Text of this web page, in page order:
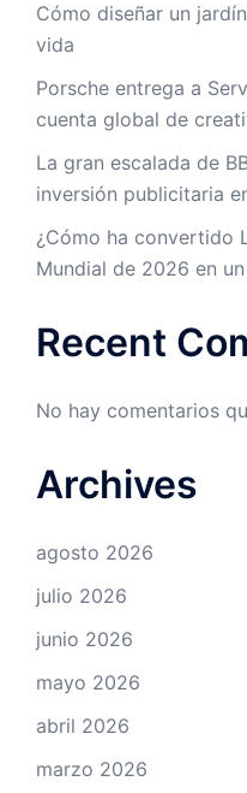
Cómo diseñar un
vida
Porsche entrega a
cuenta global de
La gran escalada de
inversión publicitaria
¿Cómo ha convertido
Mundial de 2026 en
Recent
No hay comentarios
Archives
agosto 2026
julio 2026
junio 2026
mayo 2026
abril 2026
marzo 2026